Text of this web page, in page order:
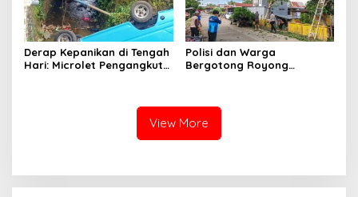
Derap Kepanikan di Tengah
Hari: Microlet Pengangkut
Polisi dan Warga
Bergotong Royong
Rawan Tumbang
View More